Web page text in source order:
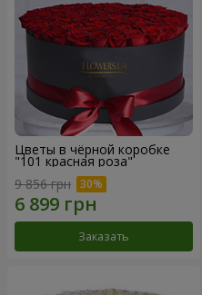
Цветы в чёрной коробке
"101 красная роза"
9 856 грн
Заказать